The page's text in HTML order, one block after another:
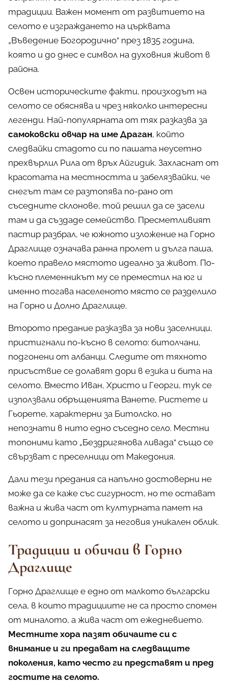
традиции. Важен момент от развитието на
селото е изграждането на църквата
„Въведение Богородично“ през 1835 година,
която и до днес е символ на духовния живот в
района.
Освен историческите факти, произходът на
селото се обяснява и чрез няколко интересни
легенди. Най-популярната от тях разказва за
самоковски овчар на име Драган, който
следвайки стадото си по пашата неусетно
прехвърлил Рила от връх Айгидик. Захласнат от
красотата на местността и забелязвайки, че
снегът там се разтопява по-рано от
съседните склонове, той решил да се засели
там и да създаде семейство. Пресметливият
пастир разбрал, че южното изложение на Горно
Драглище означава ранна пролет и дълга паша,
което правело мястото идеално за живот. По-
късно племенникът му се преместил на юг и
именно тогава населеното място се разделило
на Горно и Долно Драглище.
Второто предание разказва за нови заселници,
пристигнали по-късно в селото: битолчани,
подгонени от албанци. Следите от тяхното
присъствие се долавят дори в езика и бита на
селото. Вместо Иван, Христо и Георги, тук се
използвали обръщенията Ванете, Ристете и
Гьорете, характерни за Битолско, но
непознати в нито едно съседно село. Местни
топоними като „Бездригянова ливада“ също се
свързват с преселници от Македония.
Дали тези предания са напълно достоверни не
може да се каже със сигурност, но те остават
важна и жива част от културната памет на
селото и допринасят за неговия уникален облик.
Традиции и обичаи в Горно
Драглище
Горно Драглище е едно от малкото български
села, в които традициите не са просто спомен
от миналото, а жива част от ежедневието.
Местните хора пазят обичаите си с
внимание и ги предават на следващите
поколения, като често ги представят и пред
гостите на селото.